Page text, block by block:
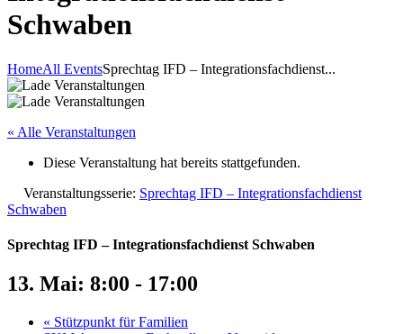
Schwaben
HomeAll EventsSprechtag IFD – Integrationsfachdienst...
« Alle Veranstaltungen
Diese Veranstaltung hat bereits stattgefunden.
Veranstaltungsserie: Sprechtag IFD – Integrationsfachdienst
Schwaben
Sprechtag IFD – Integrationsfachdienst Schwaben
13. Mai: 8:00 - 17:00
« Stützpunkt für Familien